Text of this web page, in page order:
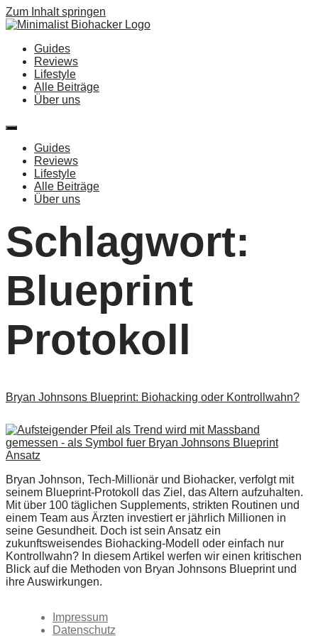
Zum Inhalt springen
Guides
Reviews
Lifestyle
Alle Beiträge
Über uns
Guides
Reviews
Lifestyle
Alle Beiträge
Über uns
Schlagwort:
Blueprint
Protokoll
Bryan Johnsons Blueprint: Biohacking oder Kontrollwahn?
Bryan Johnson, Tech-Millionär und Biohacker, verfolgt mit
seinem Blueprint-Protokoll das Ziel, das Altern aufzuhalten.
Mit über 100 täglichen Supplements, strikten Routinen und
einem Team aus Ärzten investiert er jährlich Millionen in
seine Gesundheit. Doch ist sein Ansatz ein
zukunftsweisendes Biohacking-Modell oder einfach nur
Kontrollwahn? In diesem Artikel werfen wir einen kritischen
Blick auf die Methoden von Bryan Johnsons Blueprint und
ihre Auswirkungen.
Impressum
Datenschutz